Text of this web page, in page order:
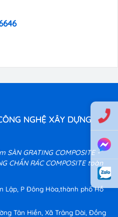
NGHỆ XÂY DỰNG
GRATING COMPOSITE -
CHẮN RÁC COMPOSITE toàn
Lập, P Đông Hòa,thành phố Hồ
Tân Hiền, Xã Trảng Dài, Đồng